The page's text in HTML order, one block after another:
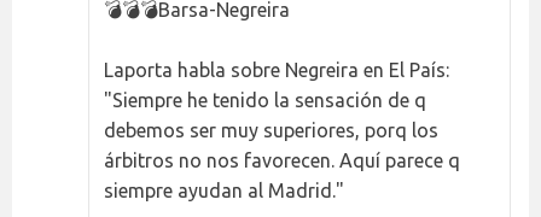
💣💣💣Barsa-Negreira
Laporta habla sobre Negreira en El País:
"Siempre he tenido la sensación de q
debemos ser muy superiores, porq los
árbitros no nos favorecen. Aquí parece q
siempre ayudan al Madrid."